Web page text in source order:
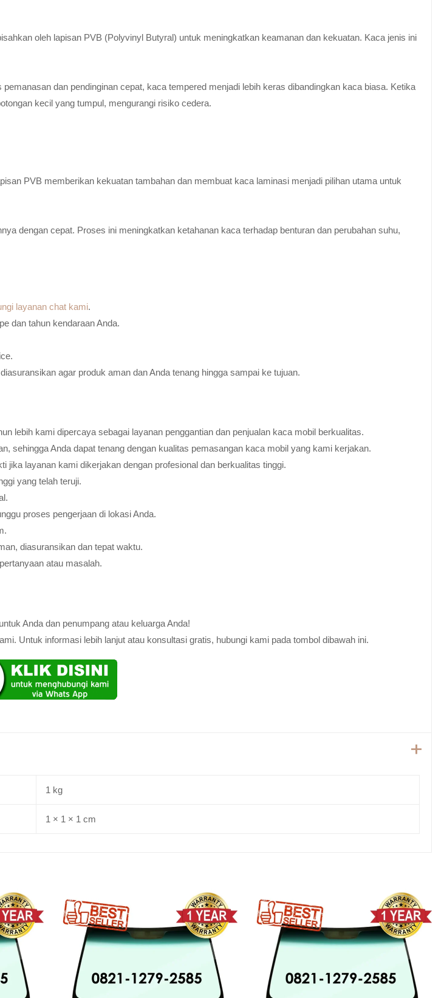
oleh lapisan PVB (Polyvinyl Butyral) untuk meningkatkan keamanan dan kekuatan. Kaca jenis ini
dan pendinginan cepat, kaca tempered menjadi lebih keras dibandingkan kaca biasa. Ketika
kecil yang tumpul, mengurangi risiko cedera.
PVB memberikan kekuatan tambahan dan membuat kaca laminasi menjadi pilihan utama untuk
dengan cepat. Proses ini meningkatkan ketahanan kaca terhadap benturan dan perubahan suhu,
layanan chat kami.
dan tahun kendaraan Anda.
agar produk aman dan Anda tenang hingga sampai ke tujuan.
lebih kami dipercaya sebagai layanan penggantian dan penjualan kaca mobil berkualitas.
sehingga Anda dapat tenang dengan kualitas pemasangan kaca mobil yang kami kerjakan.
layanan kami dikerjakan dengan profesional dan berkualitas tinggi.
yang telah teruji.
proses pengerjaan di lokasi Anda.
diasuransikan dan tepat waktu.
atau masalah.
Anda dan penumpang atau keluarga Anda!
Untuk informasi lebih lanjut atau konsultasi gratis, hubungi kami pada tombol dibawah ini.
1 kg
1 × 1 × 1 cm